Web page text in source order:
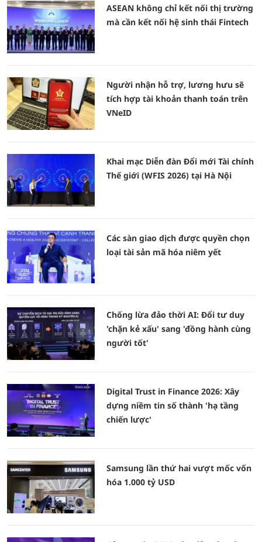
ASEAN không chỉ kết nối thị trường
mà cần kết nối hệ sinh thái Fintech
Người nhận hỗ trợ, lương hưu sẽ
tích hợp tài khoản thanh toán trên
VNeID
Khai mạc Diễn đàn Đổi mới Tài chính
Thế giới (WFIS 2026) tại Hà Nội
Các sàn giao dịch được quyền chọn
loại tài sản mã hóa niêm yết
Chống lừa đảo thời AI: Đổi tư duy
'chặn kẻ xấu' sang 'đồng hành cùng
người tốt'
Digital Trust in Finance 2026: Xây
dựng niềm tin số thành 'hạ tầng
chiến lược'
Samsung lần thứ hai vượt mốc vốn
hóa 1.000 tỷ USD